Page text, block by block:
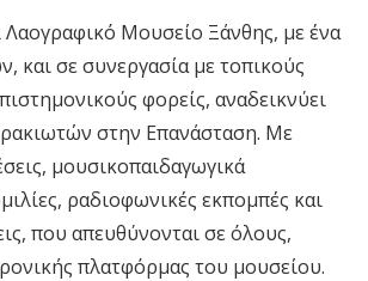
Λαογραφικό Μουσείο Ξάνθης, με ένα
και σε συνεργασία με τοπικούς
φορείς, αναδεικνύει
στην Επανάσταση. Με
μουσικοπαιδαγωγικά
ραδιοφωνικές εκπομπές και
που απευθύνονται σε όλους,
πλατφόρμας του μουσείου.